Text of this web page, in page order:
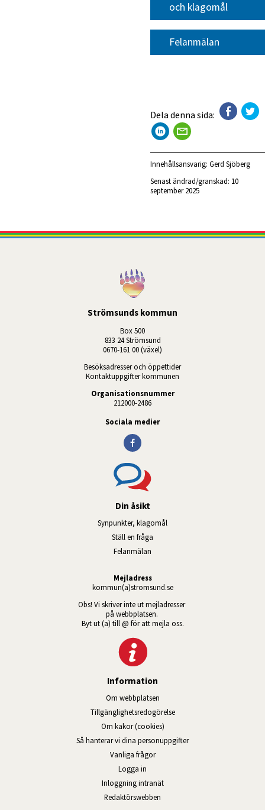
och klagomål
Felanmälan
Dela denna sida:
Innehållsansvarig:Gerd Sjöberg
Senast ändrad/granskad: 10
september 2025
Strömsunds kommun
Box 500
833 24 Strömsund
0670-161 00 (växel)
Besöksadresser och öppettider
Kontaktuppgifter kommunen
Organisationsnummer
212000-2486
Sociala medier
Din åsikt
Synpunkter, klagomål
Ställ en fråga
Felanmälan
Mejladress
kommun(a)stromsund.se
Obs! Vi skriver inte ut mejladresser
på webbplatsen.
Byt ut (a) till @ för att mejla oss.
Information
Om webbplatsen
Tillgänglig­hets­redo­görelse
Om kakor (cookies)
Så hanterar vi dina personuppgifter
Vanliga frågor
Logga in
Inloggning intranätÖppnas i nytt fönster.
Redaktörswebben